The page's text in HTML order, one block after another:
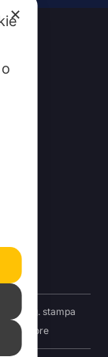
reg. stampa
Editore
✕